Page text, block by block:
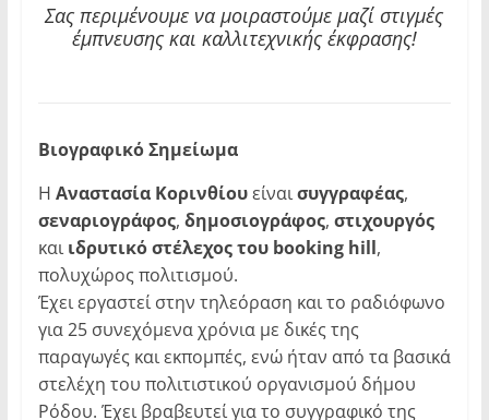
Σας περιμένουμε να μοιραστούμε μαζί στιγμές
έμπνευσης και καλλιτεχνικής έκφρασης!
Βιογραφικό Σημείωμα
Η Αναστασία Κορινθίουείναισυγγραφέας,
σεναριογράφος, δημοσιογράφος, στιχουργός
και ιδρυτικό στέλεχος του bookinghill,
πολυχώρος πολιτισμού.
Έχει εργαστεί στην τηλεόραση και το ραδιόφωνο
για 25 συνεχόμενα χρόνια με δικές της
παραγωγές και εκπομπές, ενώ ήταν από τα βασικά
στελέχη του πολιτιστικού οργανισμού δήμου
Ρόδου. Έχει βραβευτεί για το συγγραφικό της